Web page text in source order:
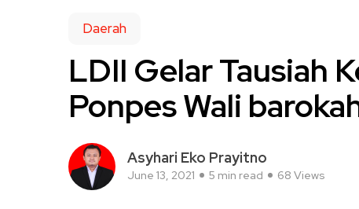
Daerah
LDII Gelar Tausiah
Ponpes Wali
Asyhari Eko Prayitno
June 13, 2021 5 min read 68 Views